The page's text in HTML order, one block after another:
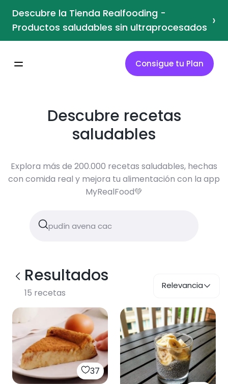
Descubre la Tienda Realfooding -
Productos saludables sin ultraprocesados ›
Consigue tu Plan
Descubre recetas
saludables
Explora más de 200.000 recetas saludables, hechas
con comida real y mejora tu alimentación con la app
MyRealFood💚
Resultados
15 recetas
Relevancia
37